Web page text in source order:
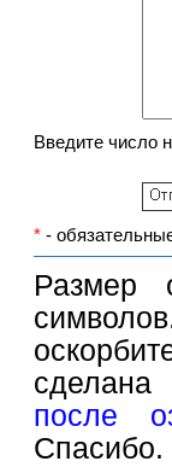
Введите число
* -
Размер
после
Спасибо.